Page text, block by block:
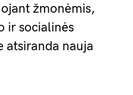
žmonėmis,
ir socialinės
atsiranda nauja